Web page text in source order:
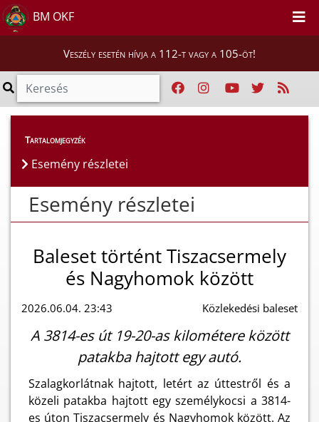
BM OKF
Veszély esetén hívja a 112-t vagy a 105-öt!
Esemény részletei
Tartalomjegyzék
Esemény részletei
Esemény részletei
Baleset történt Tiszacsermely
és Nagyhomok között
2026.06.04. 23:43 Közlekedési baleset
A 3814-es út 19-20-as kilométere között
patakba hajtott egy autó.
Szalagkorlátnak hajtott, letért az úttestről és a
közeli patakba hajtott egy személykocsi a 3814-
es úton Tiszacsermely és Nagyhomok között. Az